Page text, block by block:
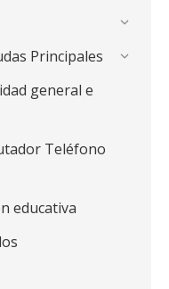
Principales
general e
Teléfono
educativa